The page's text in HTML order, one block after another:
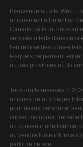
Bienvenue au site Web
uniquement à l'intention
Canada où la loi nous
services offerts dans ce
l'entremise des
lesquels ne peuvent
ou des provinces où ils
Tous droits réservés ©
uniques de nos pages
pour usage personnel
copier, distribuer,
ou consentir une licence,
ou vendre toute
partir de ce site.